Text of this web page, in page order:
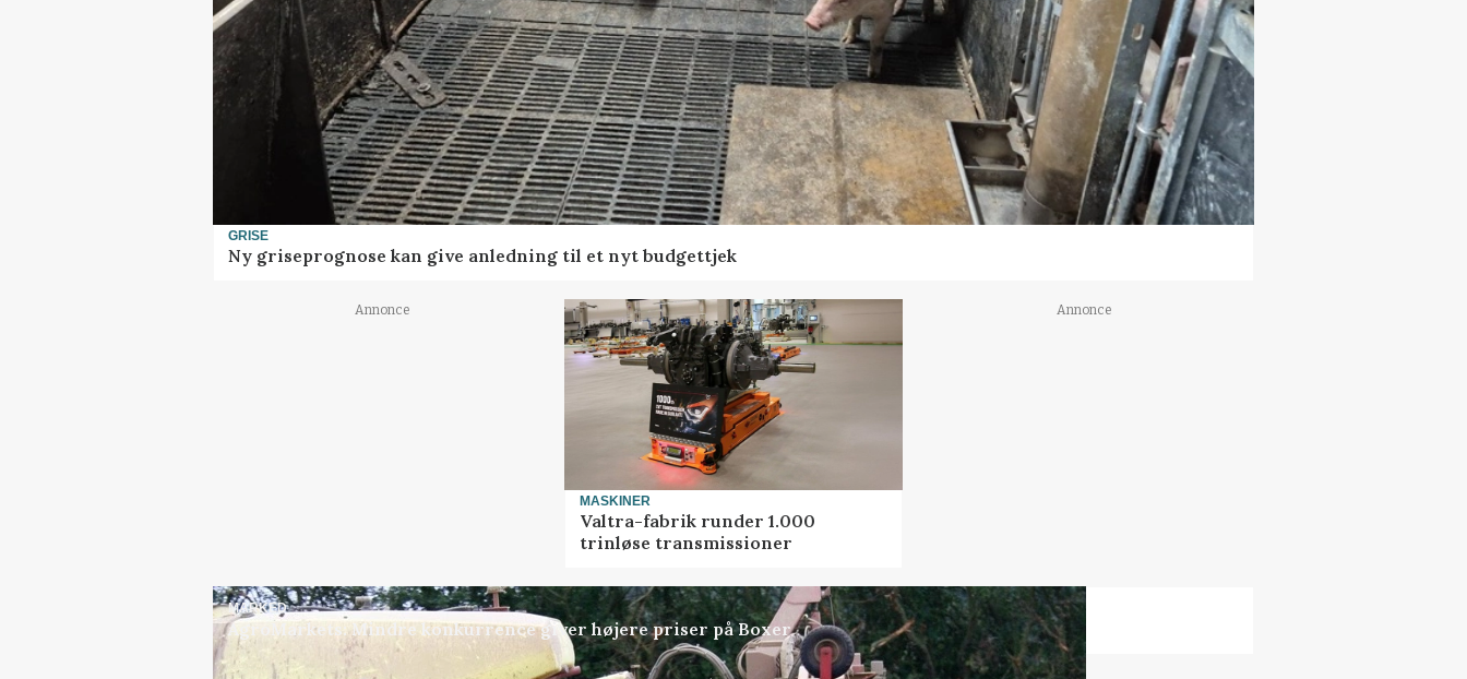
GRISE
Ny griseprognose kan give anledning til et nyt budgettjek
Annonce
MASKINER
Valtra-fabrik runder 1.000
trinløse transmissioner
Annonce
MARKED
AgroMarkets: Mindre konkurrence giver højere priser på Boxer